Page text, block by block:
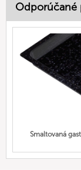
Odporúčané
Smaltovaná